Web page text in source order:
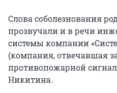
Слова соболезнования
прозвучали и в речи
системы компании
(компания, отвечавшая
противопожарной
Никитина.